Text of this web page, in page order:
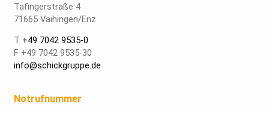
Tafingerstraße 4
71665 Vaihingen/Enz
T +49 7042 9535-0
F +49 7042 9535-30
info@schickgruppe.de
Notrufnummer